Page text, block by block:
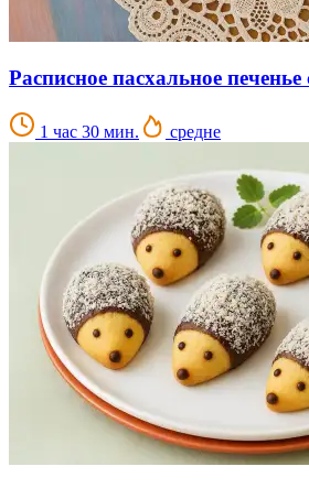
Расписное пасхальное
1 час 30 мин. средне